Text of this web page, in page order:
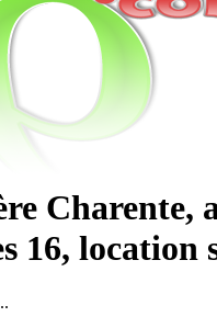
Charente,
16, location